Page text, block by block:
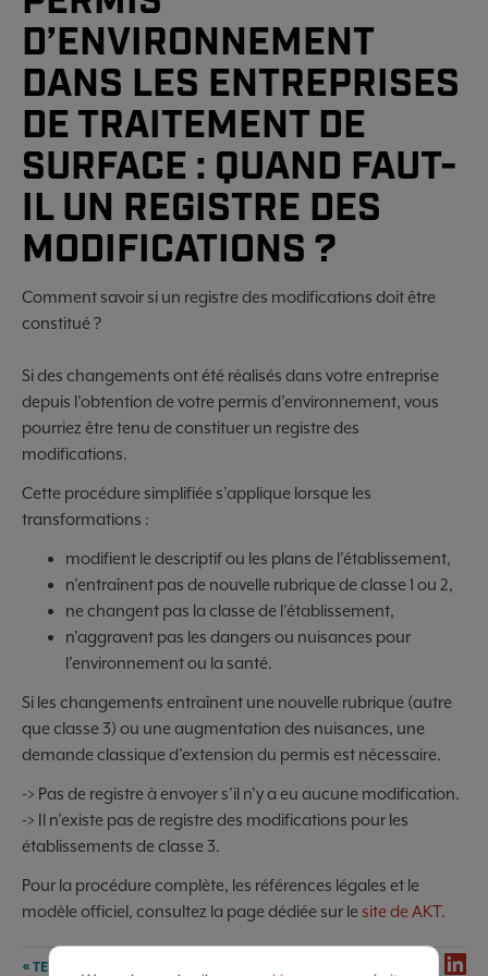
D’ENVIRONNEMENT
DANS LES ENTREPRISES
DE TRAITEMENT DE
SURFACE : QUAND FAUT-
IL UN REGISTRE DES
MODIFICATIONS ?
Comment savoir si un registre des modifications doit être
constitué ?
Si des changements ont été réalisés dans votre entreprise
depuis l’obtention de votre permis d’environnement, vous
pourriez être tenu de constituer un registre des
modifications.
Cette procédure simplifiée s’applique lorsque les
transformations :
modifient le descriptif ou les plans de l’établissement,
n’entraînent pas de nouvelle rubrique de classe 1 ou 2,
ne changent pas la classe de l’établissement,
n’aggravent pas les dangers ou nuisances pour
l’environnement ou la santé.
Si les changements entraînent une nouvelle rubrique (autre
que classe 3) ou une augmentation des nuisances, une
demande classique d’extension du permis est nécessaire.
-> Pas de registre à envoyer s’il n’y a eu aucune modification.
-> Il n’existe pas de registre des modifications pour les
établissements de classe 3.
Pour la procédure complète, les références légales et le
modèle officiel, consultez la page dédiée sur lesite de AKT.
« TERUG NAAR OVERZICHT